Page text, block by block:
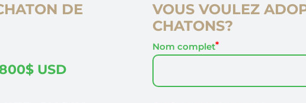
DE
USD
VOUS VOULEZ
CHATONS?
Nom complet